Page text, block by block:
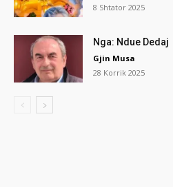
8 Shtator 2025
Nga: Ndue Dedaj
Gjin Musa
28 Korrik 2025